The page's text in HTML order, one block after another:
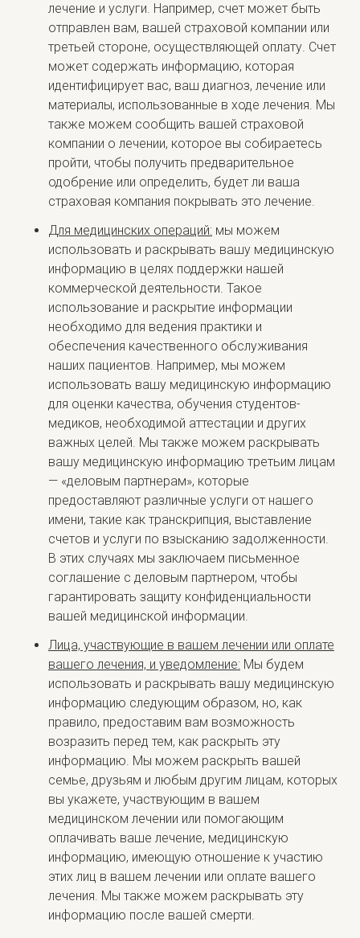
лечение и услуги. Например, счет может быть
отправлен вам, вашей страховой компании или
третьей стороне, осуществляющей оплату. Счет
может содержать информацию, которая
идентифицирует вас, ваш диагноз, лечение или
материалы, использованные в ходе лечения. Мы
также можем сообщить вашей страховой
компании о лечении, которое вы собираетесь
пройти, чтобы получить предварительное
одобрение или определить, будет ли ваша
страховая компания покрывать это лечение.
Для медицинских операций: мы можем
использовать и раскрывать вашу медицинскую
информацию в целях поддержки нашей
коммерческой деятельности. Такое
использование и раскрытие информации
необходимо для ведения практики и
обеспечения качественного обслуживания
наших пациентов. Например, мы можем
использовать вашу медицинскую информацию
для оценки качества, обучения студентов-
медиков, необходимой аттестации и других
важных целей. Мы также можем раскрывать
вашу медицинскую информацию третьим лицам
— «деловым партнерам», которые
предоставляют различные услуги от нашего
имени, такие как транскрипция, выставление
счетов и услуги по взысканию задолженности.
В этих случаях мы заключаем письменное
соглашение с деловым партнером, чтобы
гарантировать защиту конфиденциальности
вашей медицинской информации.
Лица, участвующие в вашем лечении или оплате
вашего лечения, и уведомление: Мы будем
использовать и раскрывать вашу медицинскую
информацию следующим образом, но, как
правило, предоставим вам возможность
возразить перед тем, как раскрыть эту
информацию. Мы можем раскрыть вашей
семье, друзьям и любым другим лицам, которых
вы укажете, участвующим в вашем
медицинском лечении или помогающим
оплачивать ваше лечение, медицинскую
информацию, имеющую отношение к участию
этих лиц в вашем лечении или оплате вашего
лечения. Мы также можем раскрывать эту
информацию после вашей смерти.